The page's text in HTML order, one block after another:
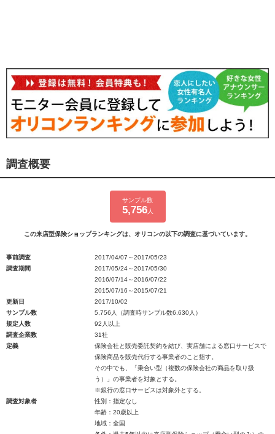
調査概要
サンプル数
5,756人
この来店型保険ショップランキングは、オリコンの以下の調査に基づいています。
事前調査
2017/04/07～2017/05/23
調査期間
2017/05/24～2017/05/30
2016/07/14～2016/07/22
2015/07/16～2015/07/21
更新日
2017/10/02
サンプル数
5,756人（調査時サンプル数6,630人）
規定人数
92人以上
調査企業数
31社
定義
保険会社と販売委託契約を結び、実店舗による窓口サービスで
保険商品を販売代行する事業者のこと指す。
その中でも、「乗合い型（複数の保険会社の商品を取り扱
う）」の事業者を対象とする。
※銀行の窓口サービスは対象外とする。
調査対象者
性別：指定なし
年齢：20歳以上
地域：全国